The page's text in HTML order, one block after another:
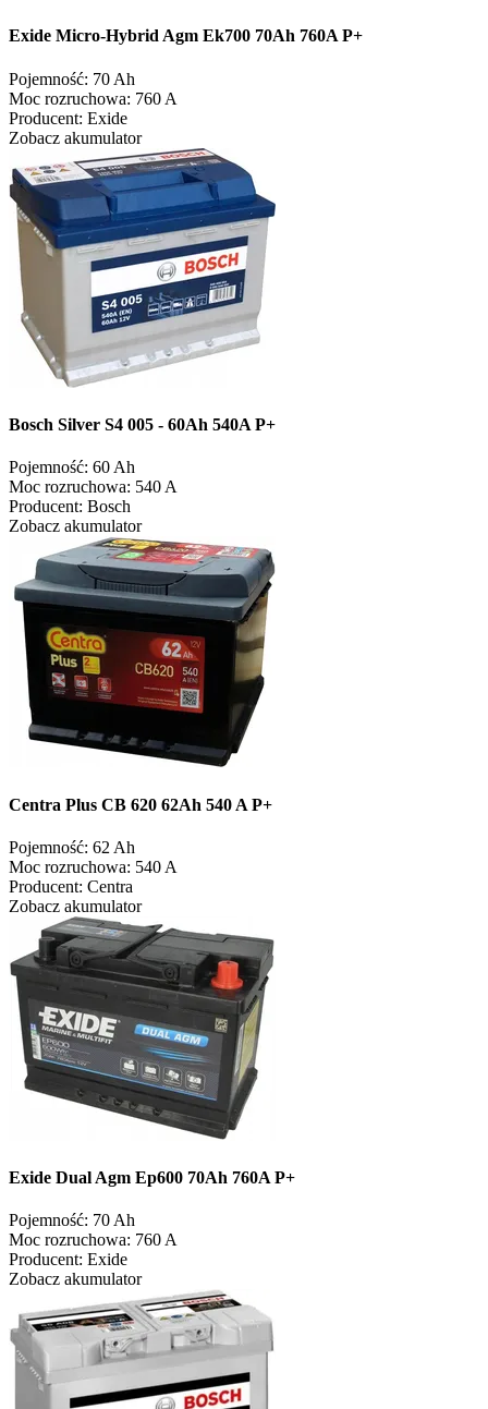
Exide Micro-Hybrid Agm Ek700 70Ah 760A P+
Pojemność: 70 Ah
Moc rozruchowa: 760 A
Producent: Exide
Zobacz akumulator
Bosch Silver S4 005 - 60Ah 540A P+
Pojemność: 60 Ah
Moc rozruchowa: 540 A
Producent: Bosch
Zobacz akumulator
Centra Plus CB 620 62Ah 540 A P+
Pojemność: 62 Ah
Moc rozruchowa: 540 A
Producent: Centra
Zobacz akumulator
Exide Dual Agm Ep600 70Ah 760A P+
Pojemność: 70 Ah
Moc rozruchowa: 760 A
Producent: Exide
Zobacz akumulator